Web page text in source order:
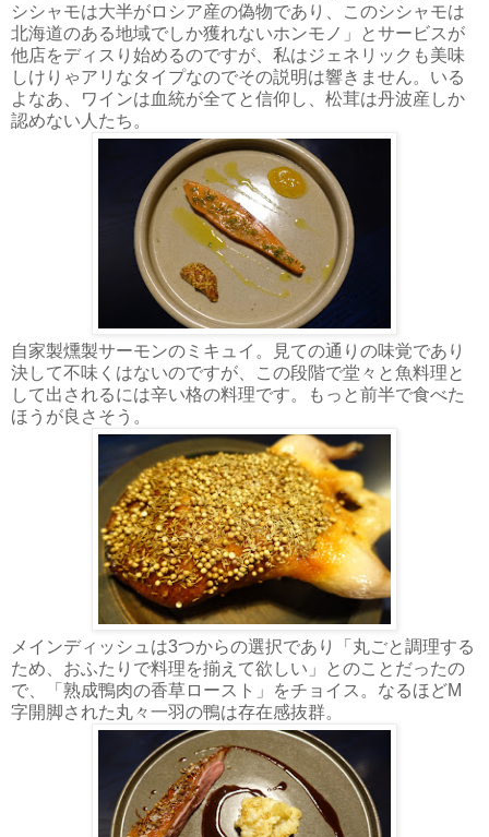
シシャモは大半がロシア産の偽物であり、このシシャモは
北海道のある地域でしか獲れないホンモノ」とサービスが
他店をディスり始めるのですが、私はジェネリックも美味
しけりゃアリなタイプなのでその説明は響きません。いる
よなあ、ワインは血統が全てと信仰し、松茸は丹波産しか
認めない人たち。
自家製燻製サーモンのミキュイ。見ての通りの味覚であり
決して不味くはないのですが、この段階で堂々と魚料理と
して出されるには辛い格の料理です。もっと前半で食べた
ほうが良さそう。
メインディッシュは3つからの選択であり「丸ごと調理する
ため、おふたりで料理を揃えて欲しい」とのことだったの
で、「熟成鴨肉の香草ロースト」をチョイス。なるほどM
字開脚された丸々一羽の鴨は存在感抜群。